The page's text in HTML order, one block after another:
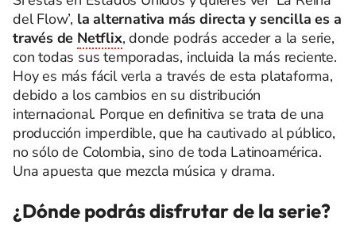
del Flow’, la alternativa más directa y sencilla es a
través de Netflix, donde podrás acceder a la serie,
con todas sus temporadas, incluida la más reciente.
Hoy es más fácil verla a través de esta plataforma,
debido a los cambios en su distribución
internacional. Porque en definitiva se trata de una
producción imperdible, que ha cautivado al público,
no sólo de Colombia, sino de toda Latinoamérica.
Una apuesta que mezcla música y drama.
¿Dónde podrás disfrutar de la serie?